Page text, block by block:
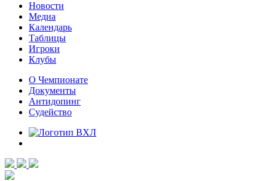
Новости
Медиа
Календарь
Таблицы
Игроки
Клубы
О Чемпионате
Документы
Антидопинг
Судейство